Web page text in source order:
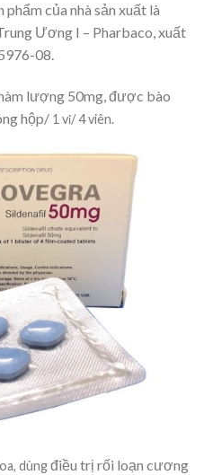
của nhà sản xuất là
Ương I – Pharbaco, xuất
08.
lượng 50mg, được bào
hộp/ 1 vỉ/ 4 viên.
dùngđiều trị rối loạn cương